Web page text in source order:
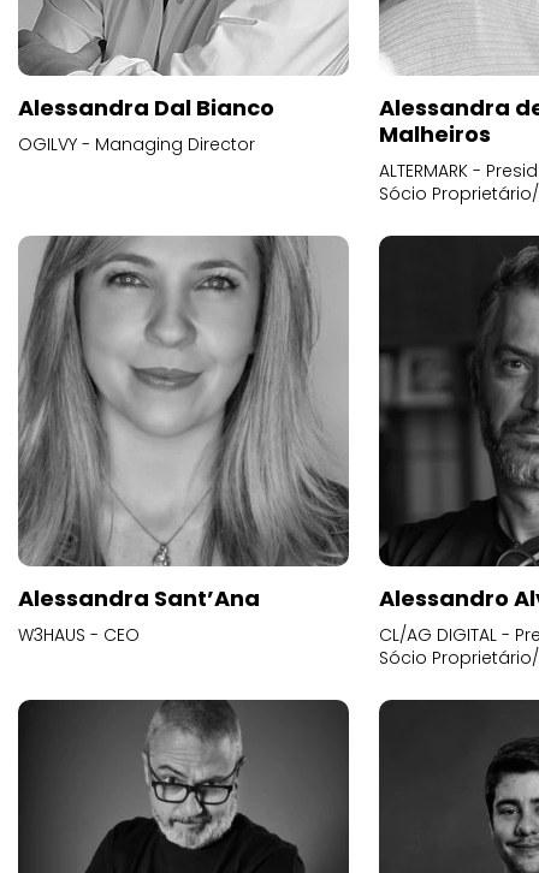
Alessandra Dal Bianco
OGILVY - Managing Director
Alessandra
Malheiros
ALTERMARK -
Sócio
Alessandra Sant’Ana
W3HAUS - CEO
Alessandro
CL/AG DIGITAL -
Sócio